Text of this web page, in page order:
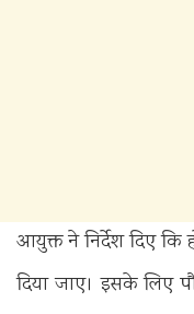
‎आयुक्त ने निर्देश दिए
दिया जाए। इसके लिए